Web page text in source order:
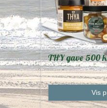
THY gave 500
Vis